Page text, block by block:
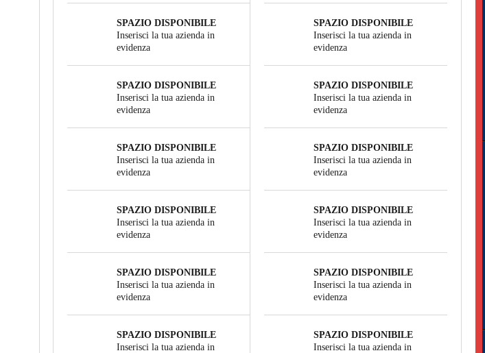
SPAZIO DISPONIBILE
Inserisci la tua azienda in
evidenza
SPAZIO DISPONIBILE
Inserisci la tua azienda in
evidenza
SPAZIO DISPONIBILE
Inserisci la tua azienda in
evidenza
SPAZIO DISPONIBILE
Inserisci la tua azienda in
evidenza
SPAZIO DISPONIBILE
Inserisci la tua azienda in
evidenza
SPAZIO DISPONIBILE
Inserisci la tua azienda in
SPAZIO DISPONIBILE
Inserisci la tua azienda in
evidenza
SPAZIO DISPONIBILE
Inserisci la tua azienda in
evidenza
SPAZIO DISPONIBILE
Inserisci la tua azienda in
evidenza
SPAZIO DISPONIBILE
Inserisci la tua azienda in
evidenza
SPAZIO DISPONIBILE
Inserisci la tua azienda in
evidenza
SPAZIO DISPONIBILE
Inserisci la tua azienda in